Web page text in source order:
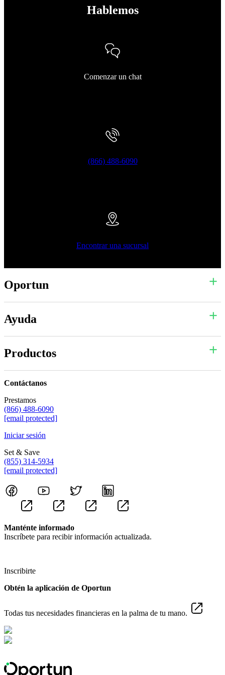
Hablemos
Comenzar un chat
(866) 488-6090
Encontrar una sucursal
Oportun
Ayuda
Productos
Contáctanos
Prestamos
(866) 488-6090
[email protected]
Iniciar sesión
Set & Save
(855) 314-5934
[email protected]
Manténte informado
Inscríbete para recibir información actualizada.
Inscribirte
Obtén la aplicación de Oportun
Todas tus necesidades financieras en la palma de tu mano.